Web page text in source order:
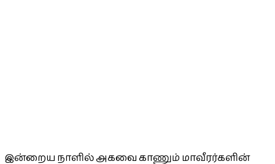
இன்றைய நாளில் அகவை காணும் மாவீரர்களின்